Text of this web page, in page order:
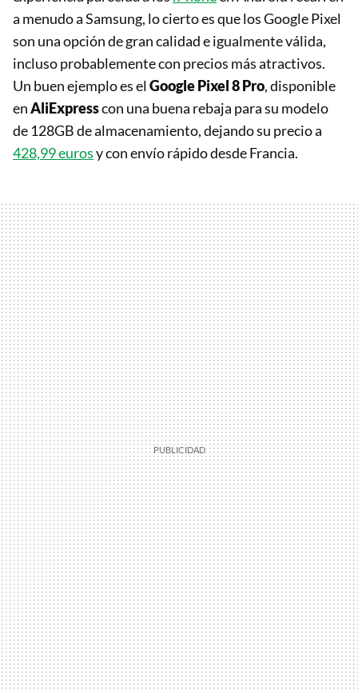
a menudo a Samsung, lo cierto es que los Google Pixel
son una opción de gran calidad e igualmente válida,
incluso probablemente con precios más atractivos.
Un buen ejemplo es el Google Pixel 8 Pro, disponible
enAliExpresscon una buena rebaja para su modelo
de 128GB de almacenamiento, dejando su precio a
428,99 eurosy con envío rápido desde Francia.